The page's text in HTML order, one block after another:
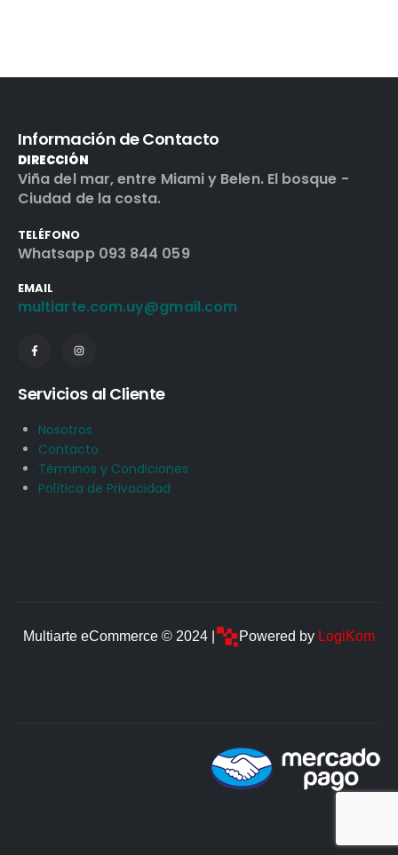
Información de Contacto
DIRECCIÓN
Viña del mar, entre Miami y Belen. El bosque -
Ciudad de la costa.
TELÉFONO
Whatsapp 093 844 059
EMAIL
multiarte.com.uy@gmail.com
Servicios al Cliente
Nosotros
Contacto
Términos y Condiciones
Política de Privacidad
Multiarte eCommerce © 2024 | Powered by LogiKom